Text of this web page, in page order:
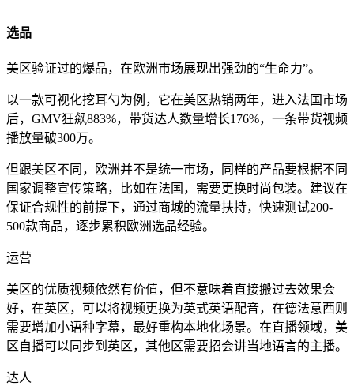
选品
美区验证过的爆品，在欧洲市场展现出强劲的“生命力”。
以一款可视化挖耳勺为例，它在美区热销两年，进入法国市场
后，GMV狂飙883%，带货达人数量增长176%，一条带货视频
播放量破300万。
但跟美区不同，欧洲并不是统一市场，同样的产品要根据不同
国家调整宣传策略，比如在法国，需要更换时尚包装。建议在
保证合规性的前提下，通过商城的流量扶持，快速测试200-
500款商品，逐步累积欧洲选品经验。
运营
美区的优质视频依然有价值，但不意味着直接搬过去效果会
好，在英区，可以将视频更换为英式英语配音，在德法意西则
需要增加小语种字幕，最好重构本地化场景。在直播领域，美
区自播可以同步到英区，其他区需要招会讲当地语言的主播。
达人